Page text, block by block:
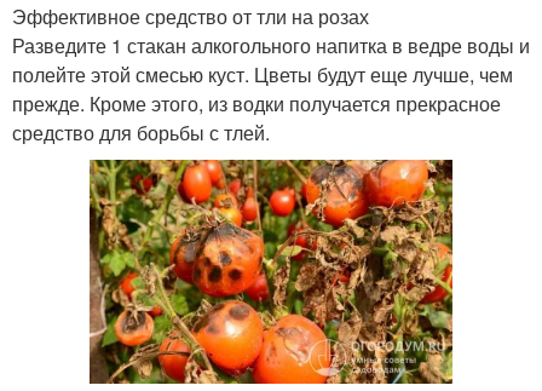
Эффективное средство от тли на розах
Разведите 1 стакан алкогольного напитка в ведре воды и
полейте этой смесью куст. Цветы будут еще лучше, чем
прежде. Кроме этого, из водки получается прекрасное
средство для борьбы с тлей.